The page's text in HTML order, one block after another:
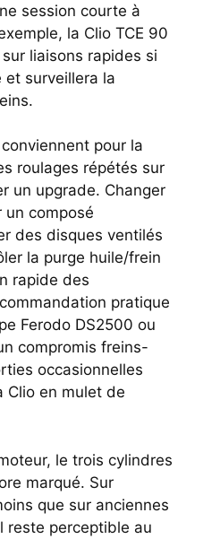
session courte à
la Clio TCE 90
liaisons rapides si
et surveillera la
pour la
roulages répétés sur
un upgrade. Changer
un composé
des disques ventilés
la purge huile/frein
rapide des
pratique
Ferodo DS2500 ou
compromis freins-
occasionnelles
Clio en mulet de
le trois cylindres
marqué. Sur
que sur anciennes
reste perceptible au